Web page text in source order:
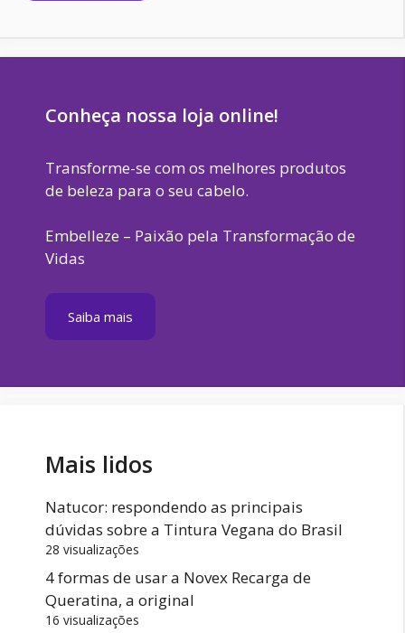
Conheça nossa loja online!
Transforme-se com os melhores produtos
de beleza para o seu cabelo.
Embelleze – Paixão pela Transformação de
Vidas
Saiba mais
Mais lidos
Natucor: respondendo as principais
dúvidas sobre a Tintura Vegana do Brasil
28 visualizações
4 formas de usar a Novex Recarga de
Queratina, a original
16 visualizações